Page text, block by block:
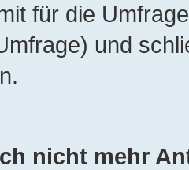
für die
und
nicht mehr